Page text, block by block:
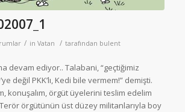
/ in Vatan / tarafından bulent
devam ediyor.. Talabani, “geçtiğimiz
değil PKK’lı, Kedi bile vermem!” demişti.
konuşalım, örgüt üyelerini teslim edelim
örgütünün üst düzey militanlarıyla boy